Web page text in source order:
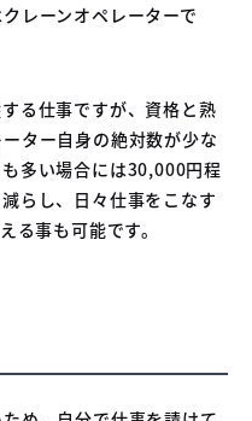
レーンオペレーターで
る仕事ですが、資格と熟
ター自身の絶対数が少な
多い場合には30,000円程
らし、日々仕事をこなす
る事も可能です。